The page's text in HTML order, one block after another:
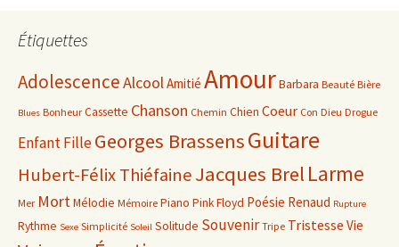
Étiquettes
AdolescenceAlcoolAmitié AmourBarbara Beauté Bière
Blues Bonheur Cassette Chanson Chemin Chien Coeur Con Dieu Drogue
EnfantFilleGeorges BrassensGuitare
Hubert-Félix ThiéfaineJacques Brel Larme
Mer MortMélodie Mémoire Piano Pink Floyd Poésie Renaud Rupture
Rythme Sexe Simplicité Soleil Solitude Souvenir Tripe Tristesse Vie